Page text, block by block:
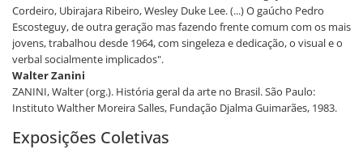
Cordeiro, Ubirajara Ribeiro, Wesley Duke Lee. (...) O gaúcho Pedro
Escosteguy, de outra geração mas fazendo frente comum com os mais
jovens, trabalhou desde 1964, com singeleza e dedicação, o visual e o
verbal socialmente implicados".
Walter Zanini
ZANINI, Walter (org.). História geral da arte no Brasil. São Paulo:
Instituto Walther Moreira Salles, Fundação Djalma Guimarães, 1983.
Exposições Coletivas